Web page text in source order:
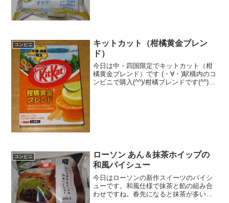
コンビニ
キットカット（柑橘黄金ブレン
ド）
今日は中・四国限定でキットカット（柑
橘黄金ブレンド）です (・∀・)駅構内のコ
ンビニで購入(^^)/柑橘ブレンドです(^^)中
コンビニ
ローソン あん＆抹茶ホイップの
和風パイシュー
今日はローソンの新作スイーツのパイシ
ューです。和風仕様で抹茶と餡の組み合
わせですね。春先になると抹茶が多い感